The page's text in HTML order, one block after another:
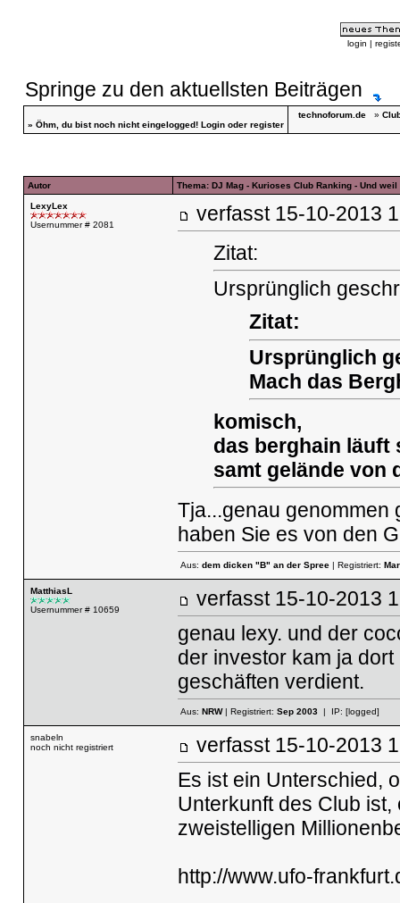
login |
Springe zu den aktuellsten Beiträgen
» Öhm, du bist noch nicht eingelogged! Loginoder register
technoforum.de»
Autor Thema: DJ Mag - Kurioses Club Ranking - Und
LexyLex
Usernummer # 2081
verfasst 15-10-
Zitat:
Ursprünglich
Zitat:
Ursprünglich
Mach das
komisch,
das berghain läuft
samt gelände von
Tja...genau genommen
haben Sie es von den
Aus: dem dicken "B" an der Spree| Registriert:
MatthiasL
Usernummer # 10659
verfasst 15-10-
genau lexy. und der
der investor kam ja
geschäften verdient.
Aus: NRW| Registriert: Sep 2003| IP: [logged]
snabeln
noch nicht registriert
verfasst 15-10-
Es ist ein Unterschied,
Unterkunft des Club
zweistelligen
http://www.ufo-